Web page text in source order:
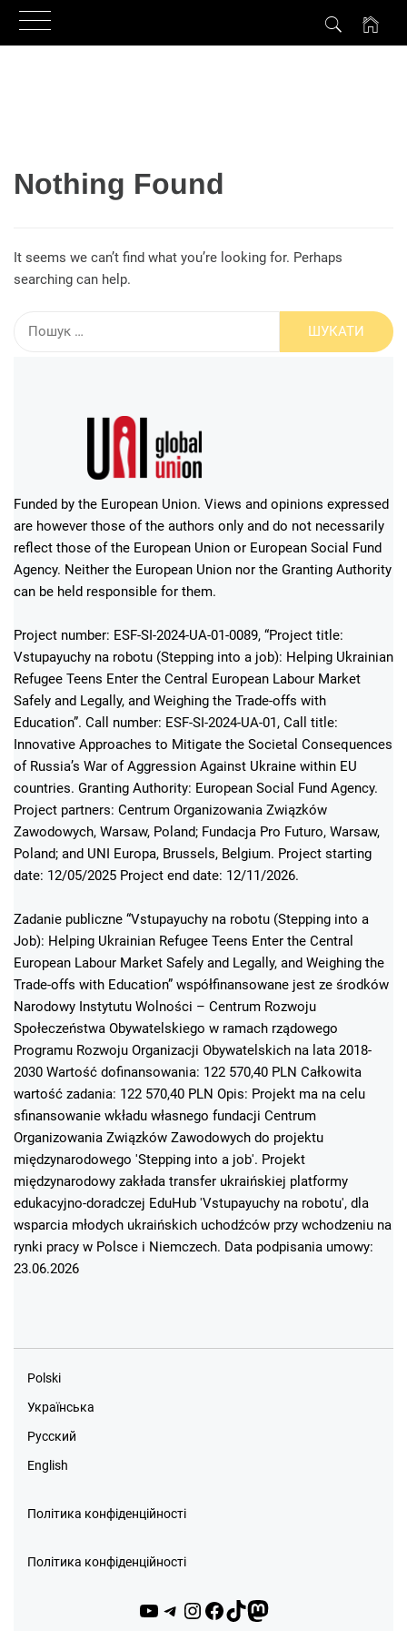
Nothing Found
It seems we can’t find what you’re looking for. Perhaps
searching can help.
Funded by the European Union. Views and opinions expressed
are however those of the authors only and do not necessarily
reflect those of the European Union or European Social Fund
Agency. Neither the European Union nor the Granting Authority
can be held responsible for them.
Project number: ESF-SI-2024-UA-01-0089, “Project title:
Vstupayuchy na robotu (Stepping into a job): Helping Ukrainian
Refugee Teens Enter the Central European Labour Market
Safely and Legally, and Weighing the Trade-offs with
Education”. Call number: ESF-SI-2024-UA-01, Call title:
Innovative Approaches to Mitigate the Societal Consequences
of Russia’s War of Aggression Against Ukraine within EU
countries. Granting Authority: European Social Fund Agency.
Project partners: Centrum Organizowania Związków
Zawodowych, Warsaw, Poland; Fundacja Pro Futuro, Warsaw,
Poland; and UNI Europa, Brussels, Belgium. Project starting
date: 12/05/2025 Project end date: 12/11/2026.
Zadanie publiczne “Vstupayuchy na robotu (Stepping into a
Job): Helping Ukrainian Refugee Teens Enter the Central
European Labour Market Safely and Legally, and Weighing the
Trade-offs with Education” współfinansowane jest ze środków
Narodowy Instytutu Wolności – Centrum Rozwoju
Społeczeństwa Obywatelskiego w ramach rządowego
Programu Rozwoju Organizacji Obywatelskich na lata 2018-
2030 Wartość dofinansowania: 122 570,40 PLN Całkowita
wartość zadania: 122 570,40 PLN Opis: Projekt ma na celu
sfinansowanie wkładu własnego fundacji Centrum
Organizowania Związków Zawodowych do projektu
międzynarodowego 'Stepping into a job'. Projekt
międzynarodowy zakłada transfer ukraińskiej platformy
edukacyjno-doradczej EduHub 'Vstupayuchy na robotu', dla
wsparcia młodych ukraińskich uchodźców przy wchodzeniu na
rynki pracy w Polsce i Niemczech. Data podpisania umowy:
23.06.2026
Polski
Українська
Русский
English
Політика конфіденційності
Політика конфіденційності
YouTube
Telegram
Instagram
Facebook
TikTok
Mastodon